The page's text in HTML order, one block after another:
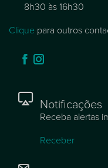
8h30 às 16h30
Clique para outros
Notificações
Receba alertas
Receber